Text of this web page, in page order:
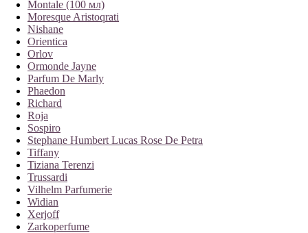
Montale (100 мл)
Moresque Aristoqrati
Nishane
Orientica
Orlov
Ormonde Jayne
Parfum De Marly
Phaedon
Richard
Roja
Sospiro
Stephane Humbert Lucas Rose De Petra
Tiffany
Tiziana Terenzi
Trussardi
Vilhelm Parfumerie
Widian
Xerjoff
Zarkoperfume